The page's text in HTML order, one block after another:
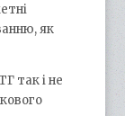
як
так і не